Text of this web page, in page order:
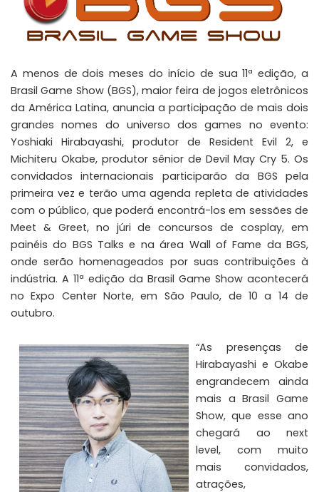
A menos de dois meses do início de sua 11ª edição, a
Brasil Game Show (BGS), maior feira de jogos eletrônicos
da América Latina, anuncia a participação de mais dois
grandes nomes do universo dos games no evento:
Yoshiaki Hirabayashi, produtor de Resident Evil 2, e
Michiteru Okabe, produtor sênior de Devil May Cry 5. Os
convidados internacionais participarão da BGS pela
primeira vez e terão uma agenda repleta de atividades
com o público, que poderá encontrá-los em sessões de
Meet & Greet, no júri de concursos de cosplay, em
painéis do BGS Talks e na área Wall of Fame da BGS,
onde serão homenageados por suas contribuições à
indústria. A 11ª edição da Brasil Game Show acontecerá
no Expo Center Norte, em São Paulo, de 10 a 14 de
outubro.
“As presenças de
Hirabayashi e Okabe
engrandecem ainda
mais a Brasil Game
Show, que esse ano
chegará ao next
level, com muito
mais convidados,
atrações,